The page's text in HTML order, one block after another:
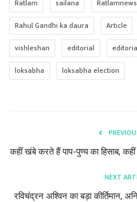
Ratlam sailana Ratlamnews
Rahul Gandhi ka daura
Article
vishleshan
editorial
loksabha
loksabha election
कहीं खंबे करते हैं पाप-पुण्य का हिसाब,
NEXT
रविचंद्रन अश्विन का बड़ा कीर्तिमान,